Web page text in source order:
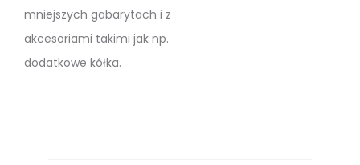
mniejszych gabarytach i z
akcesoriami takimi jak np.
dodatkowe kółka.